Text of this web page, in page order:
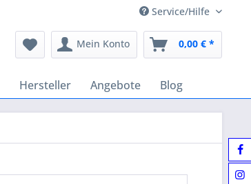
Service/Hilfe
Mein Konto 0,00 € *
Hersteller Angebote Blog